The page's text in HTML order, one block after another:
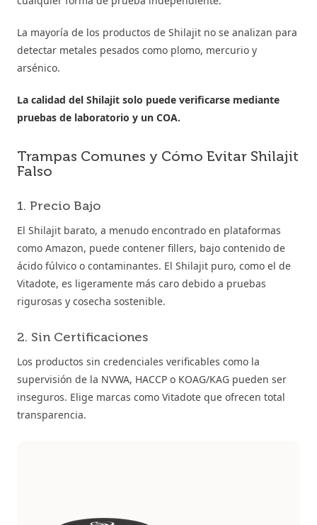
La mayoría de los productos de Shilajit no se analizan para
detectar metales pesados como plomo, mercurio y
arsénico.
La calidad del Shilajit solo puede verificarse mediante
pruebas de laboratorio y un COA.
Trampas Comunes y Cómo Evitar Shilajit
Falso
1. Precio Bajo
El Shilajit barato, a menudo encontrado en plataformas
como Amazon, puede contener fillers, bajo contenido de
ácido fúlvico o contaminantes. El Shilajit puro, como el de
Vitadote, es ligeramente más caro debido a pruebas
rigurosas y cosecha sostenible.
2. Sin Certificaciones
Los productos sin credenciales verificables como la
supervisión de la NVWA, HACCP o KOAG/KAG pueden ser
inseguros. Elige marcas como Vitadote que ofrecen total
transparencia.